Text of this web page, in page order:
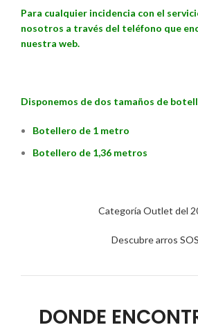
Para cualquier incidencia con el
nosotros a través del teléfono que
nuestra web.
Disponemos de dos tamaños de
Botellero de 1 metro
Botellero de 1,36 metros
Categoría Outlet del
Descubre arros SOS
DONDE